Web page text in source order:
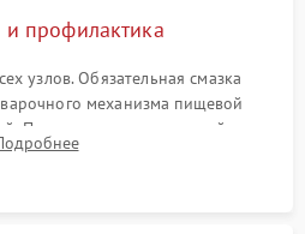
и профилактика
узлов. Обязательная смазка
механизма пищевой
Проведение программной
системы от кофейных масел.